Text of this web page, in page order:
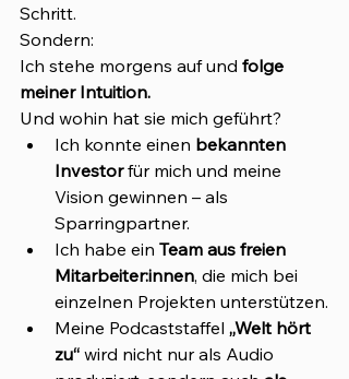
Schritt.
Sondern:
Ich stehe morgens auf und folge
meiner Intuition.
Und wohin hat sie mich geführt?
Ich konnte einen bekannten
Investor für mich und meine
Vision gewinnen – als
Sparringpartner.
Ich habe ein Team aus freien
Mitarbeiter:innen, die mich bei
einzelnen Projekten unterstützen.
Meine Podcaststaffel „Welt hört
zu“ wird nicht nur als Audio